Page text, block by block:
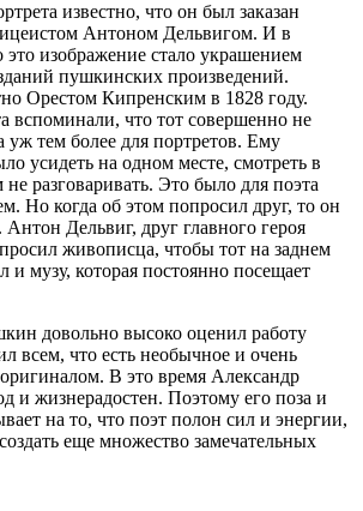
известно, что он был заказан
Антоном Дельвигом. И в
изображение стало украшением
пушкинских произведений.
Орестом Кипренским в 1828 году.
вспоминали, что тот совершенно не
уж тем более для портретов. Ему
усидеть на одном месте, смотреть в
разговаривать. Это было для поэта
Но когда об этом попросил друг, то он
Антон Дельвиг, друг главного героя
живописца, чтобы тот на заднем
и музу, которая постоянно посещает
довольно высоко оценил работу
всем, что есть необычное и очень
В это время Александр
и жизнерадостен. Поэтому его поза и
на то, что поэт полон сил и энергии,
еще множество замечательных